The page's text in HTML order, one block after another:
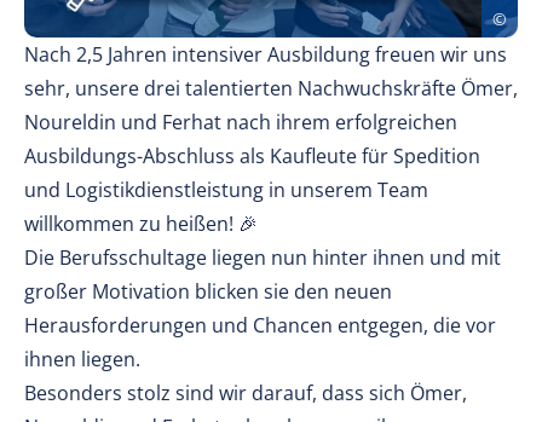
Nach 2,5 Jahren intensiver Ausbildung freuen wir uns
sehr, unsere drei talentierten Nachwuchskräfte Ömer,
Noureldin und Ferhat nach ihrem erfolgreichen
Ausbildungs-Abschluss als Kaufleute für Spedition
und Logistikdienstleistung in unserem Team
willkommen zu heißen! 🎉
Die Berufsschultage liegen nun hinter ihnen und mit
großer Motivation blicken sie den neuen
Herausforderungen und Chancen entgegen, die vor
ihnen liegen.
Besonders stolz sind wir darauf, dass sich Ömer,